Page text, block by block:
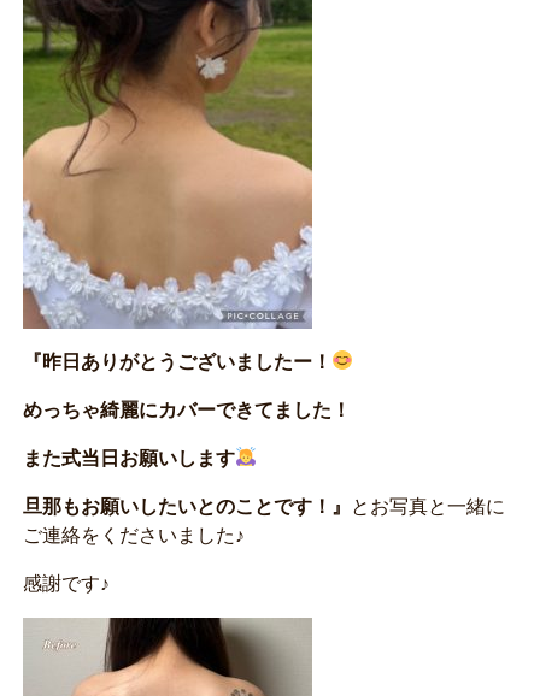
『昨日ありがとうございましたー！
めっちゃ綺麗にカバーできてました！
また式当日お願いします
旦那もお願いしたいとのことです！』
とお写真と一緒に
ご連絡をくださいました♪
感謝です♪